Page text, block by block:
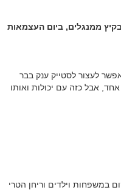
ממנגלים, ביום העצמאות
לעצור לסטייק ענק בבר
היטב המיועד לאדם אחד, אבל כזה עם יכולות ואותו
במשפחות וילדים וריחן הטרי